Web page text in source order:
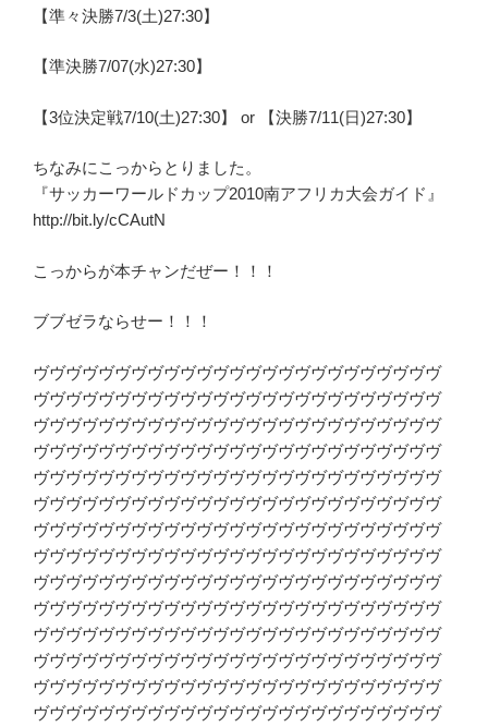
【準々決勝7/3(土)27:30】
【準決勝7/07(水)27:30】
【3位決定戦7/10(土)27:30】 or 【決勝7/11(日)27:30】
ちなみにこっからとりました。
『サッカーワールドカップ2010南アフリカ大会ガイド』
http://bit.ly/cCAutN
こっからが本チャンだぜー！！！
ブブゼラならせー！！！
ヴヴヴヴヴヴヴヴヴヴヴヴヴヴヴヴヴヴヴヴヴヴヴヴヴ
ヴヴヴヴヴヴヴヴヴヴヴヴヴヴヴヴヴヴヴヴヴヴヴヴヴ
ヴヴヴヴヴヴヴヴヴヴヴヴヴヴヴヴヴヴヴヴヴヴヴヴヴ
ヴヴヴヴヴヴヴヴヴヴヴヴヴヴヴヴヴヴヴヴヴヴヴヴヴ
ヴヴヴヴヴヴヴヴヴヴヴヴヴヴヴヴヴヴヴヴヴヴヴヴヴ
ヴヴヴヴヴヴヴヴヴヴヴヴヴヴヴヴヴヴヴヴヴヴヴヴヴ
ヴヴヴヴヴヴヴヴヴヴヴヴヴヴヴヴヴヴヴヴヴヴヴヴヴ
ヴヴヴヴヴヴヴヴヴヴヴヴヴヴヴヴヴヴヴヴヴヴヴヴヴ
ヴヴヴヴヴヴヴヴヴヴヴヴヴヴヴヴヴヴヴヴヴヴヴヴヴ
ヴヴヴヴヴヴヴヴヴヴヴヴヴヴヴヴヴヴヴヴヴヴヴヴヴ
ヴヴヴヴヴヴヴヴヴヴヴヴヴヴヴヴヴヴヴヴヴヴヴヴヴ
ヴヴヴヴヴヴヴヴヴヴヴヴヴヴヴヴヴヴヴヴヴヴヴヴヴ
ヴヴヴヴヴヴヴヴヴヴヴヴヴヴヴヴヴヴヴヴヴヴヴヴヴ
ヴヴヴヴヴヴヴヴヴヴヴヴヴヴヴヴヴヴヴヴヴヴヴヴヴ